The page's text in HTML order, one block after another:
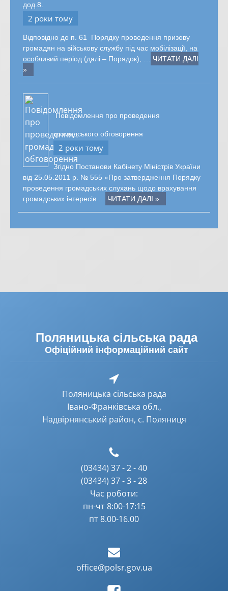
дод.8.
2 роки тому
Відповідно до п. 61 Порядку проведення призову
громадян на військову службу під час мобілізації, на
особливий період (далі – Порядок), …
ЧИТАТИ ДАЛІ
»
Повідомлення про проведення
громадського обговорення
2 роки тому
Згідно Постанови Кабінету Міністрів України
від 25.05.2011 р. № 555 «Про затвердження Порядку
проведення громадських слухань щодо врахування
громадських інтересів …
ЧИТАТИ ДАЛІ »
Поляницька сільська рада
Офіційний інформаційний сайт
Поляницька сільська рада
Івано-Франківська обл.,
Надвірнянський район, с. Поляниця
(03434) 37 - 2 - 40
(03434) 37 - 3 - 28
Час роботи:
пн-чт 8:00-17:15
пт 8.00-16.00
office@polsr.gov.ua